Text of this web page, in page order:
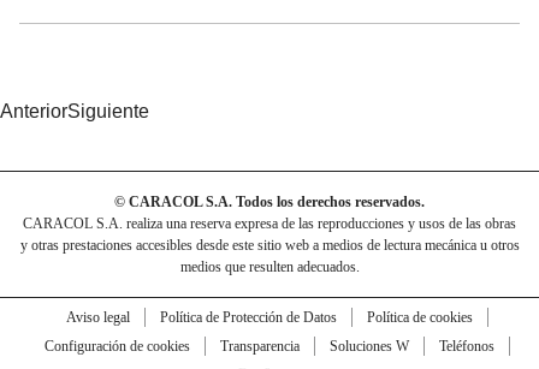
AnteriorSiguiente
© CARACOL S.A. Todos los derechos reservados.
CARACOL S.A. realiza una reserva expresa de las reproducciones y usos de las obras
y otras prestaciones accesibles desde este sitio web a medios de lectura mecánica u otros
medios que resulten adecuados.
Aviso legal Política de Protección de Datos
Política de cookies
Configuración de cookies
Transparencia Soluciones W
Teléfonos